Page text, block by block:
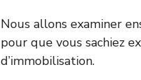
Nous allons examiner
pour que vous sachiez
d’immobilisation.